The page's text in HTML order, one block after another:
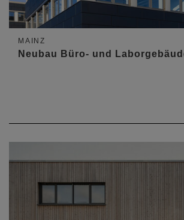
MAINZ
Neubau Büro- und